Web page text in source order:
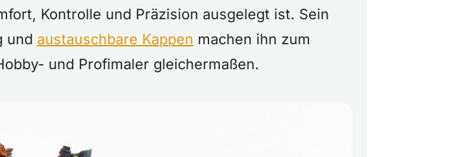
Kontrolle und Präzision ausgelegt ist. Sein
und austauschbare Kappen machen ihn zum
und Profimaler gleichermaßen.